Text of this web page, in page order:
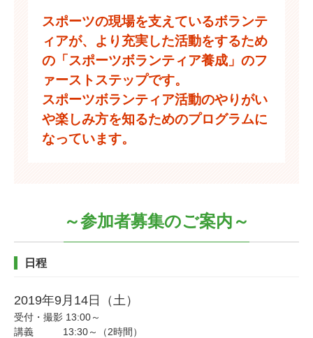
スポーツの現場を支えているボランテ
ィアが、より充実した活動をするため
の「スポーツボランティア養成」のフ
ァーストステップです。
スポーツボランティア活動のやりがい
や楽しみ方を知るためのプログラムに
なっています。
～参加者募集のご案内～
日程
2019年9月14日（土）
受付・撮影 13:00～
講義 13:30～（2時間）